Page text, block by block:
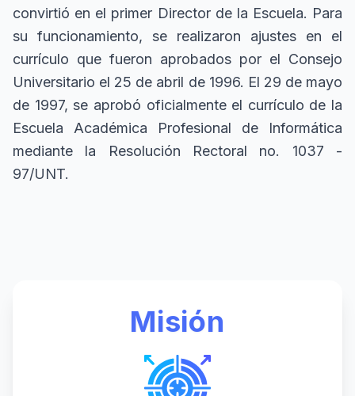
convirtió en el primer Director de la Escuela. Para
su funcionamiento, se realizaron ajustes en el
currículo que fueron aprobados por el Consejo
Universitario el 25 de abril de 1996. El 29 de mayo
de 1997, se aprobó oficialmente el currículo de la
Escuela Académica Profesional de Informática
mediante la Resolución Rectoral no. 1037 -
97/UNT.
Misión